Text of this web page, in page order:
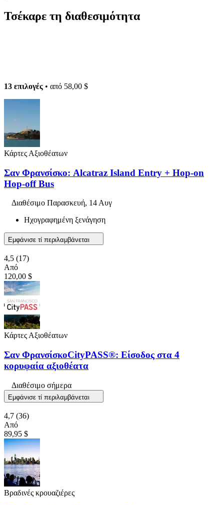
Τσέκαρε τη διαθεσιμότητα
13 επιλογές • από 58,00 $
Κάρτες Αξιοθέατων
Σαν Φρανσίσκο: Alcatraz Island Entry + Hop-on
Hop-off Bus
Διαθέσιμο Παρασκευή, 14 Αυγ
Ηχογραφημένη ξενάγηση
Εμφάνισε τί περιλαμβάνεται
4,5 (17)
Από
120,00 $
Κάρτες Αξιοθέατων
Σαν ΦρανσίσκοCityPASS®: Είσοδος στα 4
κορυφαία αξιοθέατα
Διαθέσιμο σήμερα
Εμφάνισε τί περιλαμβάνεται
4,7 (36)
Από
89,95 $
Βραδινές κρουαζιέρες